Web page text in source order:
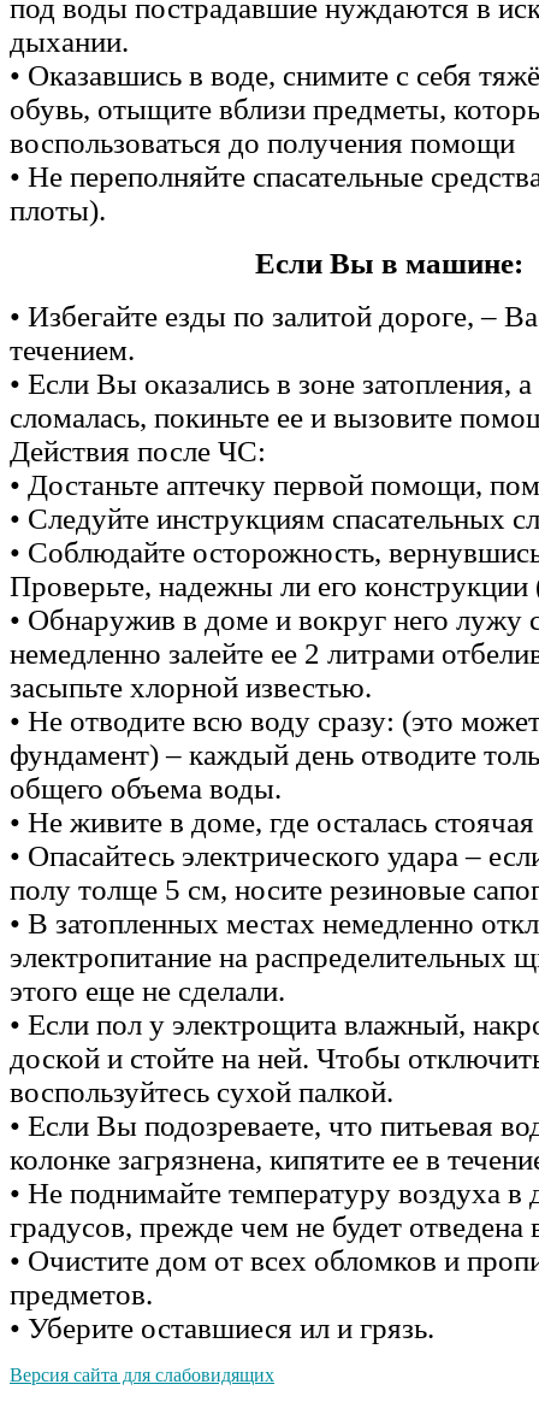
под воды пострадавшие нуждаются в
дыхании.
• Оказавшись в воде, снимите с себя
обувь, отыщите вблизи предметы,
воспользоваться до получения помощи
• Не переполняйте спасательные
плоты).
Если Вы в машине:
• Избегайте езды по залитой дороге, –
течением.
• Если Вы оказались в зоне затопления,
сломалась, покиньте ее и вызовите
Действия после ЧС:
• Достаньте аптечку первой помощи,
• Следуйте инструкциям спасательных
• Соблюдайте осторожность,
Проверьте, надежны ли его
• Обнаружив в доме и вокруг него лужу
немедленно залейте ее 2 литрами
засыпьте хлорной известью.
• Не отводите всю воду сразу: (это
фундамент) – каждый день отводите
общего объема воды.
• Не живите в доме, где осталась
• Опасайтесь электрического удара –
полу толще 5 см, носите резиновые
• В затопленных местах немедленно
электропитание на распределительных
этого еще не сделали.
• Если пол у электрощита влажный,
доской и стойте на ней. Чтобы
воспользуйтесь сухой палкой.
• Если Вы подозреваете, что питьевая
колонке загрязнена, кипятите ее в
• Не поднимайте температуру воздуха
градусов, прежде чем не будет отведена
• Очистите дом от всех обломков и
предметов.
• Уберите оставшиеся ил и грязь.
Версия сайта для слабовидящих